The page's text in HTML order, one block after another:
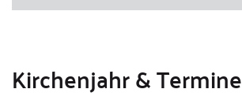
Kirchenjahr & Termine